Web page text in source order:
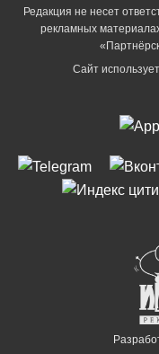
Редакция не несет
рекламных
Сайт